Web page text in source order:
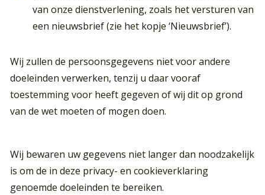
van onze dienstverlening, zoals het versturen van
een nieuwsbrief (zie het kopje ‘Nieuwsbrief’).
Wij zullen de persoonsgegevens niet voor andere
doeleinden verwerken, tenzij u daar vooraf
toestemming voor heeft gegeven of wij dit op grond
van de wet moeten of mogen doen.
Wij bewaren uw gegevens niet langer dan noodzakelijk
is om de in deze privacy- en cookieverklaring
genoemde doeleinden te bereiken.